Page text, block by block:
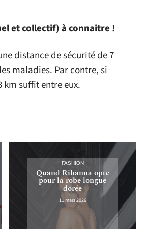
et collectif) à connaitre !
distance de sécurité de 7
maladies. Par contre, si
suffit entre eux.
FASHION
Quand Rihanna opte
pour la robe longue
dorée
11 mars 2026